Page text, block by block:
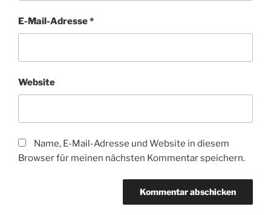
E-Mail-Adresse*
Website
Name, E-Mail-Adresse und Website in diesem
Browser für meinen nächsten Kommentar speichern.